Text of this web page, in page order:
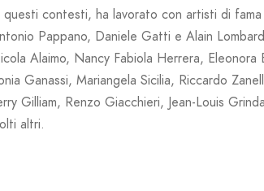
questi contesti, ha lavorato con artisti di
Pappano, Daniele Gatti e Alain
Alaimo, Nancy Fabiola Herrera,
Ganassi, Mariangela Sicilia, Riccardo
Gilliam, Renzo Giacchieri, Jean-Louis
altri.